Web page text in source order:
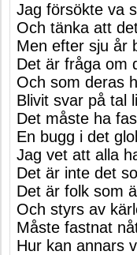
Jag försökte va
Och tänka att
Men efter sju år
Det är fråga om
Och som deras
Blivit svar på tal
Det måste ha
En bugg i det
Jag vet att alla
Det är inte det
Det är folk som
Och styrs av
Måste fastnat
Hur kan annars